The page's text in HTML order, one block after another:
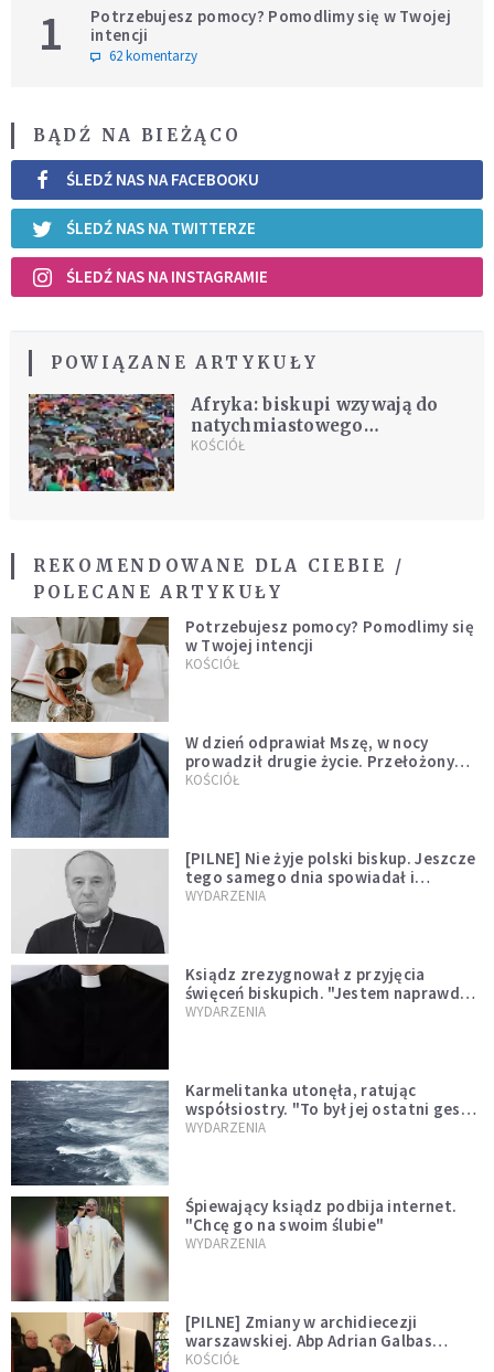
1
Potrzebujesz pomocy? Pomodlimy się w Twojej
intencji
62 komentarzy
BĄDŹ NA BIEŻĄCO
ŚLEDŹ NAS NA FACEBOOKU
ŚLEDŹ NAS NA TWITTERZE
ŚLEDŹ NAS NA INSTAGRAMIE
POWIĄZANE ARTYKUŁY
Afryka: biskupi wzywają do
natychmiastowego
przerwania wojny na północy
KOŚCIÓŁ
REKOMENDOWANE DLA CIEBIE /
POLECANE ARTYKUŁY
Potrzebujesz pomocy? Pomodlimy się
w Twojej intencji
KOŚCIÓŁ
W dzień odprawiał Mszę, w nocy
prowadził drugie życie. Przełożony
kazał mu opuścić zakon
KOŚCIÓŁ
[PILNE] Nie żyje polski biskup. Jeszcze
tego samego dnia spowiadał i
sprawował Mszę świętą
WYDARZENIA
Ksiądz zrezygnował z przyjęcia
święceń biskupich. "Jestem naprawdę
niegodny"
WYDARZENIA
Karmelitanka utonęła, ratując
współsiostry. "To był jej ostatni gest
miłości"
WYDARZENIA
Śpiewający ksiądz podbija internet.
"Chcę go na swoim ślubie"
WYDARZENIA
[PILNE] Zmiany w archidiecezji
warszawskiej. Abp Adrian Galbas
wręczył dekrety nowym proboszczom
KOŚCIÓŁ